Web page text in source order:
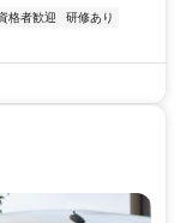
格者歓迎
研修あり